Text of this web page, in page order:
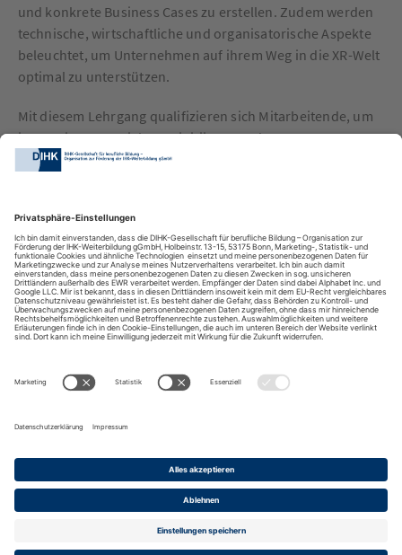
und konkrete Business Cases zu erstellen. Zudem werden
technische, wirtschaftliche und organisatorische Aspekte
beleuchtet, um Unternehmen auf ihrem Weg in die XR-Welt
optimal zu unterstützen.
Mit diesem Lehrgang qualifizieren sich Mitarbeitende, um
innovative XR-Projekte zu initiieren und umzusetzen – von
der ersten Idee bis zur erfolgreichen Implementierung.
DIHK-Bildungs-gGmbH
Besuchen Sie auch:
Datenschutz Barrierefreiheit Cookies